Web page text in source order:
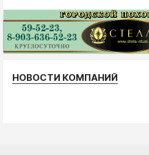
НОВОСТИ КОМПАНИЙ